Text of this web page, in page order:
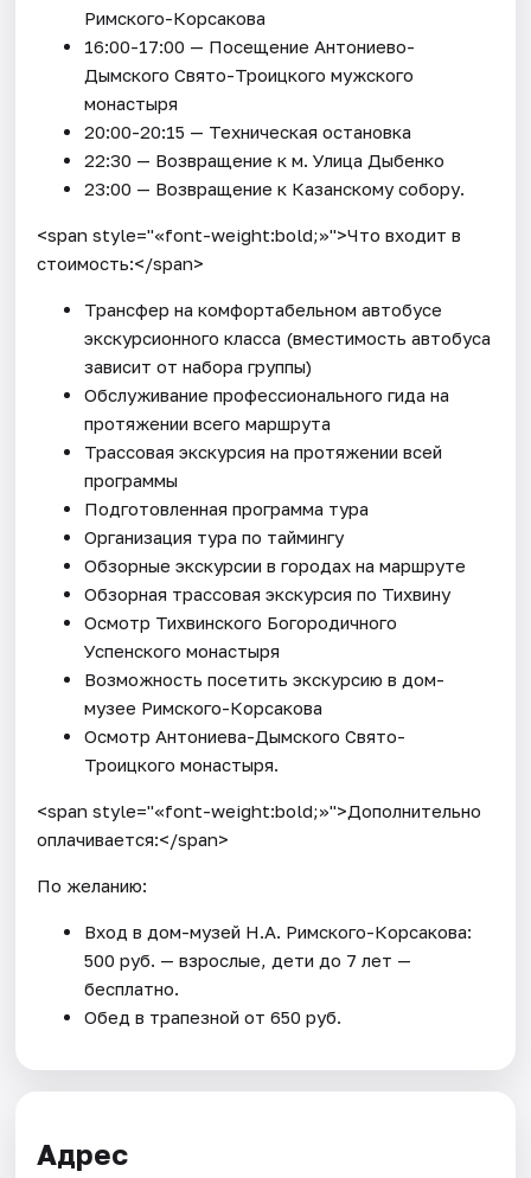
Римского-Корсакова
16:00-17:00 — Посещение Антониево-
Дымского Свято-Троицкого мужского
монастыря
20:00-20:15 — Техническая остановка
22:30 — Возвращение к м. Улица Дыбенко
23:00 — Возвращение к Казанскому собору.
<span style="«font-weight:bold;»">Что входит в
стоимость:</span>
Трансфер на комфортабельном автобусе
экскурсионного класса (вместимость автобуса
зависит от набора группы)
Обслуживание профессионального гида на
протяжении всего маршрута
Трассовая экскурсия на протяжении всей
программы
Подготовленная программа тура
Организация тура по таймингу
Обзорные экскурсии в городах на маршруте
Обзорная трассовая экскурсия по Тихвину
Осмотр Тихвинского Богородичного
Успенского монастыря
Возможность посетить экскурсию в дом-
музее Римского-Корсакова
Осмотр Антониева-Дымского Свято-
Троицкого монастыря.
<span style="«font-weight:bold;»">Дополнительно
оплачивается:</span>
По желанию:
Вход в дом-музей Н.А. Римского-Корсакова:
500 руб. — взрослые, дети до 7 лет —
бесплатно.
Обед в трапезной от 650 руб.
Адрес